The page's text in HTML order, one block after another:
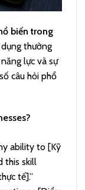
biến trong
thường
lực và sự
câu hỏi phổ
ability to [Kỹ
this skill
tế].”